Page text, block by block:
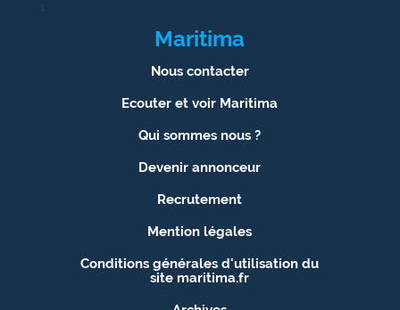
1
Maritima
Nous contacter
Ecouter et voir Maritima
Qui sommes nous ?
Devenir annonceur
Recrutement
Mention légales
Conditions générales d'utilisation du
site maritima.fr